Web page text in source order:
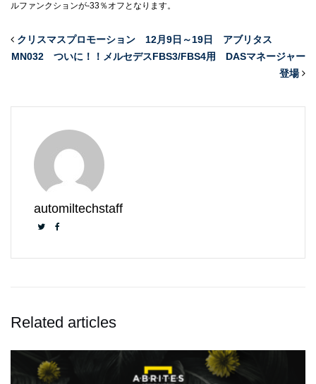
ルファンクションが-33％オフとなります。
クリスマスプロモーション 12月9日～19日 アブリタス
MN032 ついに！！メルセデスFBS3/FBS4用 DASマネージャー
登場
automiltechstaff
Related articles